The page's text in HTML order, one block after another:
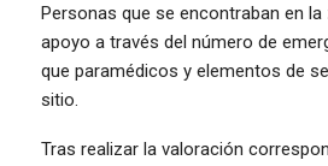
Personas que se encontraban en
apoyo a través del número de
que paramédicos y elementos de
sitio.
Tras realizar la valoración